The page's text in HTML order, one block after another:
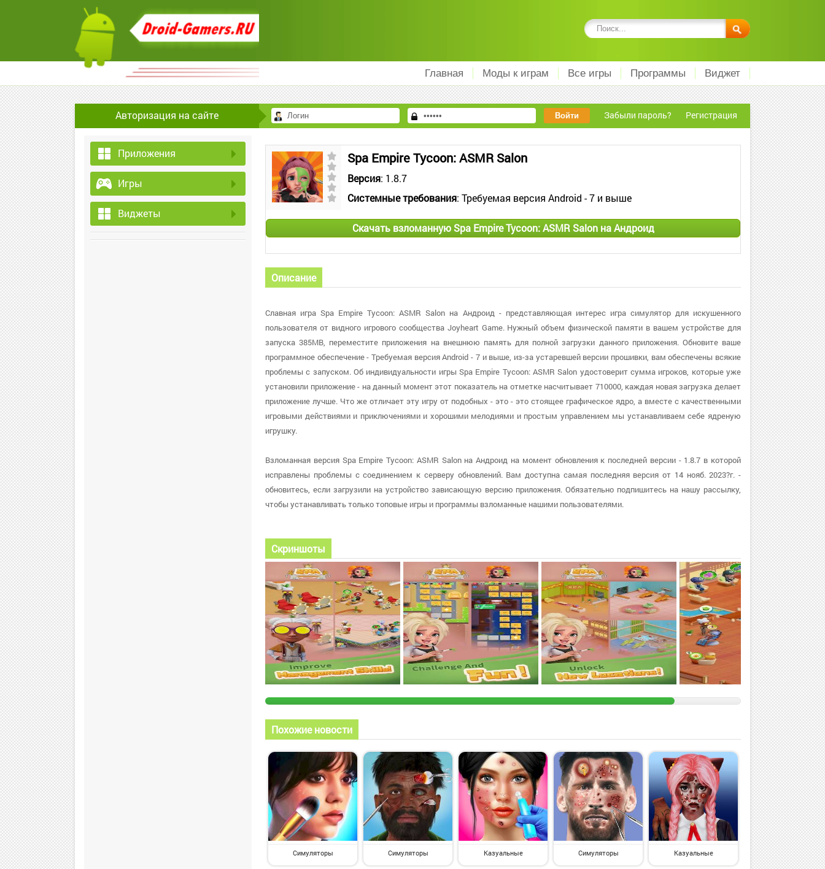
Главная Моды к играм Все игры Программы Виджет
Авторизация на сайте Забыли пароль? Регистрация
Приложения
Игры
Виджеты
Spa Empire Tycoon: ASMR Salon
Версия: 1.8.7
Системные требования: Требуемая версия Android - 7 и выше
Скачать взломанную Spa Empire Tycoon: ASMR Salon на Андроид
Описание
Славная игра Spa Empire Tycoon: ASMR Salon на Андроид - представляющая интерес игра симулятор для искушенного
пользователя от видного игрового сообщества Joyheart Game. Нужный объем физической памяти в вашем устройстве для
запуска 385MB, переместите приложения на внешнюю память для полной загрузки данного приложения. Обновите ваше
программное обеспечение - Требуемая версия Android - 7 и выше, из-за устаревшей версии прошивки, вам обеспечены всякие
проблемы с запуском. Об индивидуальности игры Spa Empire Tycoon: ASMR Salon удостоверит сумма игроков, которые уже
установили приложение - на данный момент этот показатель на отметке насчитывает 710000, каждая новая загрузка делает
приложение лучше. Что же отличает эту игру от подобных - это - это стоящее графическое ядро, а вместе с качественными
игровыми действиями и приключениями и хорошими мелодиями и простым управлением мы устанавливаем себе ядреную
игрушку.
Взломанная версия Spa Empire Tycoon: ASMR Salon на Андроид на момент обновления к последней версии - 1.8.7 в которой
исправлены проблемы с соединением к серверу обновлений. Вам доступна самая последняя версия от 14 нояб. 2023?г. -
обновитесь, если загрузили на устройство зависающую версию приложения. Обязательно подпишитесь на нашу рассылку,
чтобы устанавливать только топовые игры и программы взломанные нашими пользователями.
Скриншоты
Похожие новости
Симуляторы Симуляторы Казуальные Симуляторы Казуальные